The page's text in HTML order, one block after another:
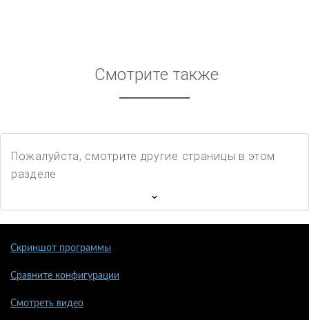
Смотрите также
Пожалуйста, смотрите другие страницы в этом
разделе
Скриншот программы
Сравните конфигурации
Смотреть видео